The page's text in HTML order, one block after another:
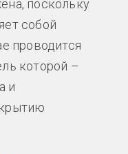
поскольку
собой
проводится
которой –
и